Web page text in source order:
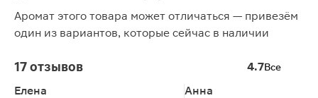
Аромат этого товара может отличаться — привезём
один из вариантов, которые сейчас в наличии
17 отзывов 4.7Все
Елена Анна